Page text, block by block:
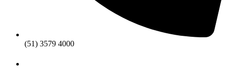
(51) 3579 4000